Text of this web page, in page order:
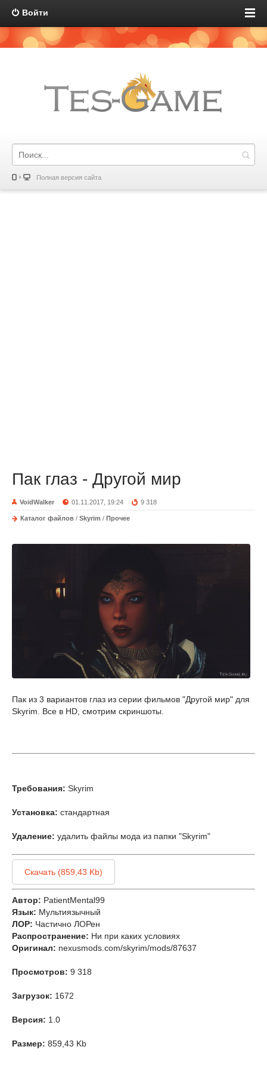
Войти
Полная версия сайта
Пак глаз - Другой мир
VoidWalker 01.11.2017, 19:24 9 318
Каталог файлов / Skyrim / Прочее
Пак из 3 вариантов глаз из серии фильмов "Другой мир" для
Skyrim. Все в HD, смотрим скриншоты.
Требования: Skyrim
Установка: стандартная
Удаление: удалить файлы мода из папки "Skyrim"
Скачать (859,43 Kb)
Автор: PatientMental99
Язык: Мультиязычный
ЛОР: Частично ЛОРен
Распространение: Ни при каких условиях
Оригинал: nexusmods.com/skyrim/mods/87637
Просмотров: 9 318
Загрузок: 1672
Версия: 1.0
Размер: 859,43 Kb